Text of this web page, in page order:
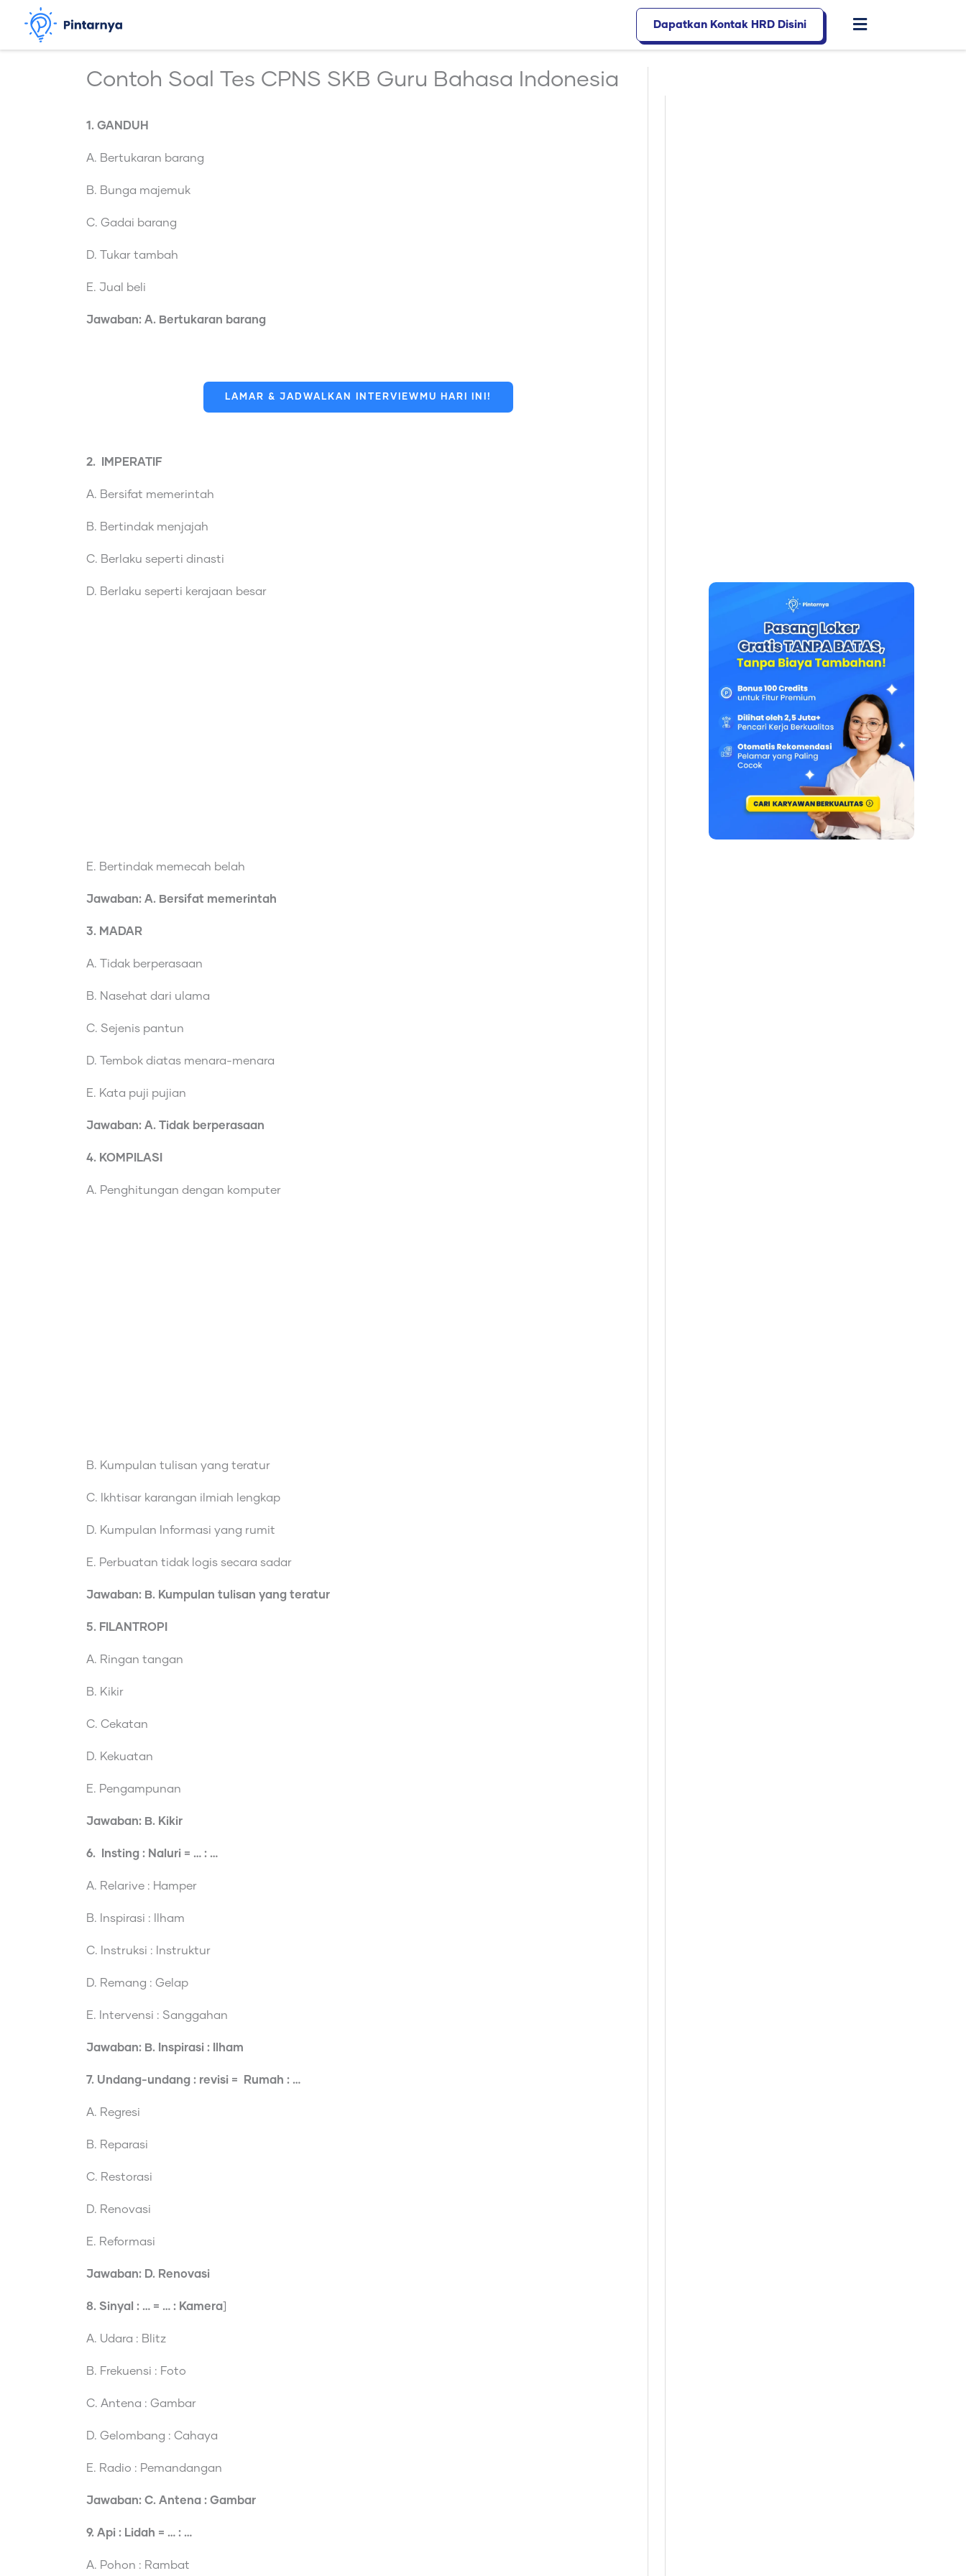
konten
Dapatkan Kontak HRD Disini
Flyout
Contoh Soal Tes CPNS SKB Guru Bahasa Indonesia
1. GANDUH
A. Bertukaran barang
B. Bunga majemuk
C. Gadai barang
D. Tukar tambah
E. Jual beli
Jawaban: A. Bertukaran barang
LAMAR & JADWALKAN INTERVIEWMU HARI INI!
2. IMPERATIF
A. Bersifat memerintah
B. Bertindak menjajah
C. Berlaku seperti dinasti
D. Berlaku seperti kerajaan besar
E. Bertindak memecah belah
Jawaban: A. Bersifat memerintah
3. MADAR
A. Tidak berperasaan
B. Nasehat dari ulama
C. Sejenis pantun
D. Tembok diatas menara-menara
E. Kata puji pujian
Jawaban: A. Tidak berperasaan
4. KOMPILASI
A. Penghitungan dengan komputer
B. Kumpulan tulisan yang teratur
C. Ikhtisar karangan ilmiah lengkap
D. Kumpulan Informasi yang rumit
E. Perbuatan tidak logis secara sadar
Jawaban: B. Kumpulan tulisan yang teratur
5. FILANTROPI
A. Ringan tangan
B. Kikir
C. Cekatan
D. Kekuatan
E. Pengampunan
Jawaban: B. Kikir
6. Insting : Naluri = … : …
A. Relarive : Hamper
B. Inspirasi : Ilham
C. Instruksi : Instruktur
D. Remang : Gelap
E. Intervensi : Sanggahan
Jawaban: B. Inspirasi : Ilham
7. Undang-undang : revisi = Rumah : …
A. Regresi
B. Reparasi
C. Restorasi
D. Renovasi
E. Reformasi
Jawaban: D. Renovasi
8. Sinyal : … = … : Kamera
A. Udara : Blitz
B. Frekuensi : Foto
C. Antena : Gambar
D. Gelombang : Cahaya
E. Radio : Pemandangan
Jawaban: C. Antena : Gambar
9. Api : Lidah = … : …
A. Pohon : Rambat